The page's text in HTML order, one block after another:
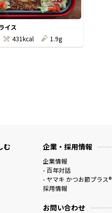
イス
431kcal 1.9g
む 企業・採用情報
企業情報
- 百年対話
- ヤマキ かつお節プラス®
採用情報
お問い合わせ